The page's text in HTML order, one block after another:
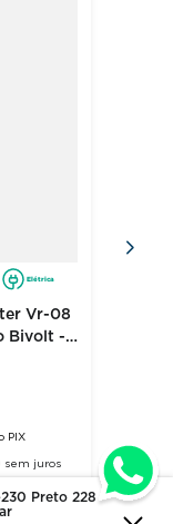
Preto 228
Elétrica
Vr-08
Bivolt -
PIX
sem juros